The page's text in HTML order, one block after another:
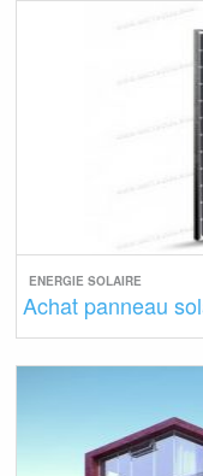
ENERGIE SOLAIRE
Achat panneau